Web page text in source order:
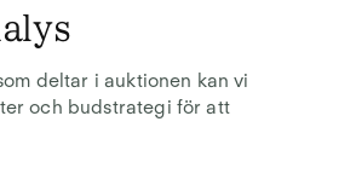
deltar i auktionen kan vi
och budstrategi för att